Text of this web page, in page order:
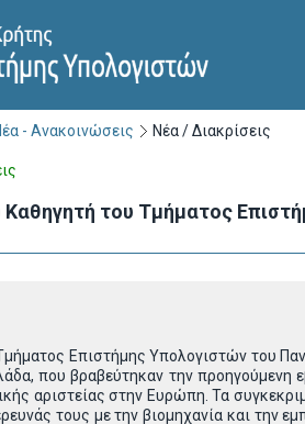
- Ανακοινώσεις Νέα / Διακρίσεις
του Τμήματος
Επιστήμης Υπολογιστών του
που βραβεύτηκαν την προηγούμενη
αριστείας στην Ευρώπη. Τα
τους με την βιομηχανία και την